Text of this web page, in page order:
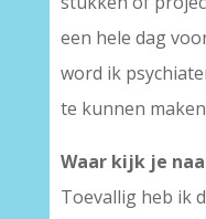
een hele dag
word ik
te kunnen
Waar kijk je
Toevallig heb ik